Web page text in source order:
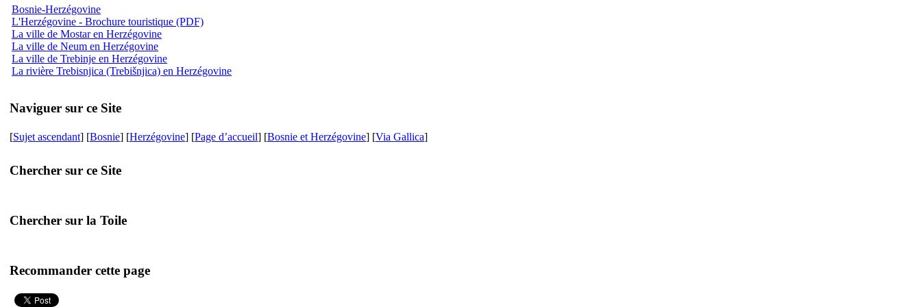
Bosnie-Herzégovine
L'Herzégovine - Brochure touristique (PDF)
La ville de Mostar en Herzégovine
La ville de Neum en Herzégovine
La ville de Trebinje en Herzégovine
La rivière Trebisnjica (Trebišnjica) en Herzégovine
Naviguer sur ce Site
[Sujet ascendant] [Bosnie] [Herzégovine] [Page d’accueil] [Bosnie et Herzégovine] [Via Gallica]
Chercher sur ce Site
Chercher sur la Toile
Recommander cette page